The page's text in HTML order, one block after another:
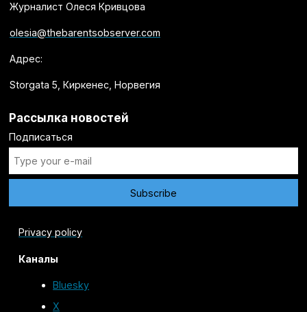
Журналист Олеся Кривцова
olesia@thebarentsobserver.com
Адрес:
Storgata 5, Киркенес, Норвегия
Рассылка новостей
Подписаться
Privacy policy
Каналы
Bluesky
X